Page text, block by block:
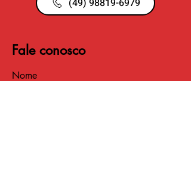
(49) 98819-6979
Fale conosco
Nome